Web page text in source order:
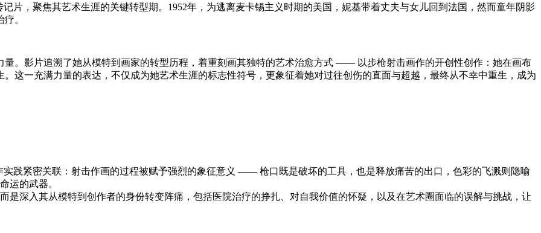
片，聚焦其艺术生涯的关键转型期。1952年，为逃离麦卡锡主义时期的美国，妮基带着丈夫与女儿回到法国，然而童年阴影
。
。影片追溯了她从模特到画家的转型历程，着重刻画其独特的艺术治愈方式 —— 以步枪射击画作的开创性创作：她在画布
这一充满力量的表达，不仅成为她艺术生涯的标志性符号，更象征着她对过往创伤的直面与超越，最终从不幸中重生，成为
实践紧密关联：射击作画的过程被赋予强烈的象征意义 —— 枪口既是破坏的工具，也是释放痛苦的出口，色彩的飞溅则隐喻
运的武器。
是深入其从模特到创作者的身份转变阵痛，包括医院治疗的挣扎、对自我价值的怀疑，以及在艺术圈面临的误解与挑战，让